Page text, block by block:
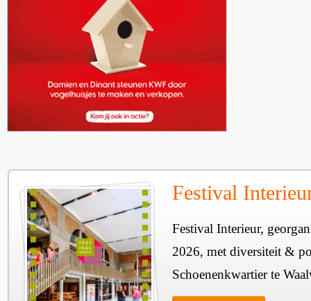
Festival
Festival Interieur,
2026, met diversiteit &
Schoenenkwartier te